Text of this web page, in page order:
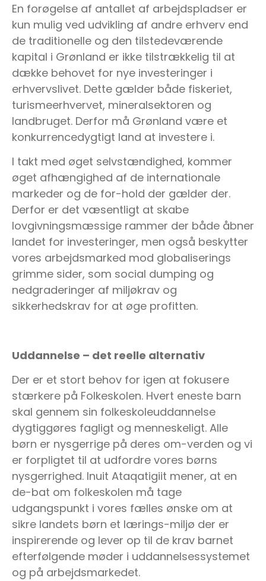
En forøgelse af antallet af arbejdspladser er
kun mulig ved udvikling af andre erhverv end
de traditionelle og den tilstedeværende
kapital i Grønland er ikke tilstrækkelig til at
dække behovet for nye investeringer i
erhvervslivet. Dette gælder både fiskeriet,
turismeerhvervet, mineralsektoren og
landbruget. Derfor må Grønland være et
konkurrencedygtigt land at investere i.
I takt med øget selvstændighed, kommer
øget afhængighed af de internationale
markeder og de for-hold der gælder der.
Derfor er det væsentligt at skabe
lovgivningsmæssige rammer der både åbner
landet for investeringer, men også beskytter
vores arbejdsmarked mod globaliserings
grimme sider, som social dumping og
nedgraderinger af miljøkrav og
sikkerhedskrav for at øge profitten.
Uddannelse – det reelle alternativ
Der er et stort behov for igen at fokusere
stærkere på Folkeskolen. Hvert eneste barn
skal gennem sin folkeskoleuddannelse
dygtiggøres fagligt og menneskeligt. Alle
børn er nysgerrige på deres om-verden og vi
er forpligtet til at udfordre vores børns
nysgerrighed. Inuit Ataqatigiit mener, at en
de-bat om folkeskolen må tage
udgangspunkt i vores fælles ønske om at
sikre landets børn et lærings-miljø der er
inspirerende og lever op til de krav barnet
efterfølgende møder i uddannelsessystemet
og på arbejdsmarkedet.